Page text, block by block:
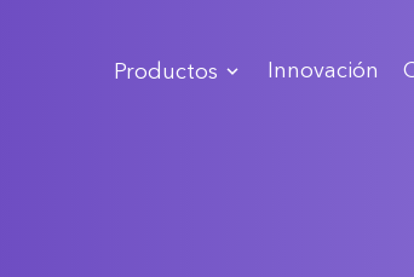
Productos Innovación